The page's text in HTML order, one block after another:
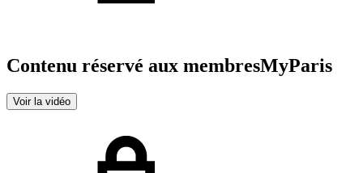
Contenu réservé aux membresMyParis
Voir la vidéo